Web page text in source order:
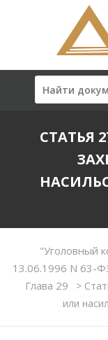
СТАТЬЯ
"Уголовный
13.06.1996 N 63-
Глава 29 >
или